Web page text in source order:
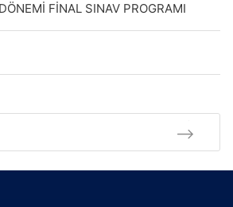
FİNAL SINAV PROGRAMI